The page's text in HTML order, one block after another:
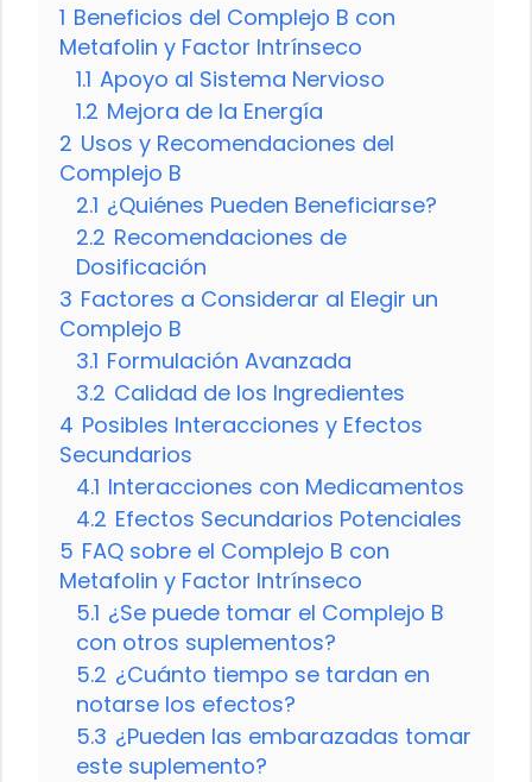
1 Beneficios del Complejo B con
Metafolin y Factor Intrínseco
1.1 Apoyo al Sistema Nervioso
1.2 Mejora de la Energía
2 Usos y Recomendaciones del
Complejo B
2.1 ¿Quiénes Pueden Beneficiarse?
2.2 Recomendaciones de
Dosificación
3 Factores a Considerar al Elegir un
Complejo B
3.1 Formulación Avanzada
3.2 Calidad de los Ingredientes
4 Posibles Interacciones y Efectos
Secundarios
4.1 Interacciones con Medicamentos
4.2 Efectos Secundarios Potenciales
5 FAQ sobre el Complejo B con
Metafolin y Factor Intrínseco
5.1 ¿Se puede tomar el Complejo B
con otros suplementos?
5.2 ¿Cuánto tiempo se tardan en
notarse los efectos?
5.3 ¿Pueden las embarazadas tomar
este suplemento?